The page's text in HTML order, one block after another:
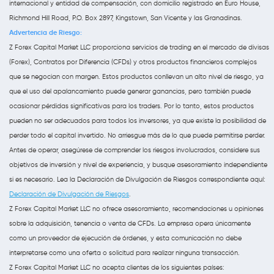
internacional y entidad de compensación, con domicilio registrado en Euro House,
Richmond Hill Road, P.O. Box 2897, Kingstown, San Vicente y las Granadinas.
Advertencia de Riesgo:
Z Forex Capital Market LLC proporciona servicios de trading en el mercado de divisas
(Forex), Contratos por Diferencia (CFDs) y otros productos financieros complejos
que se negocian con margen. Estos productos conllevan un alto nivel de riesgo, ya
que el uso del apalancamiento puede generar ganancias, pero también puede
ocasionar pérdidas significativas para los traders. Por lo tanto, estos productos
pueden no ser adecuados para todos los inversores, ya que existe la posibilidad de
perder todo el capital invertido. No arriesgue más de lo que puede permitirse perder.
Antes de operar, asegúrese de comprender los riesgos involucrados, considere sus
objetivos de inversión y nivel de experiencia, y busque asesoramiento independiente
si es necesario. Lea la Declaración de Divulgación de Riesgos correspondiente aquí:
Declaración de Divulgación de Riesgos
Z Forex Capital Market LLC no ofrece asesoramiento, recomendaciones u opiniones
sobre la adquisición, tenencia o venta de CFDs. La empresa opera únicamente
como un proveedor de ejecución de órdenes, y esta comunicación no debe
interpretarse como una oferta o solicitud para realizar ninguna transacción.
Z Forex Capital Market LLC no acepta clientes de los siguientes países: